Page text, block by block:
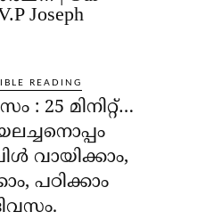
Joseph
READING
: 25 മിനിറ്റ്…
വായിക്കാം,
പഠിക്കാം